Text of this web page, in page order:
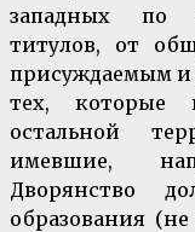
западных по
титулов, от
присуждаемым и
тех, которые
остальной
имевшие,
Дворянство
образования